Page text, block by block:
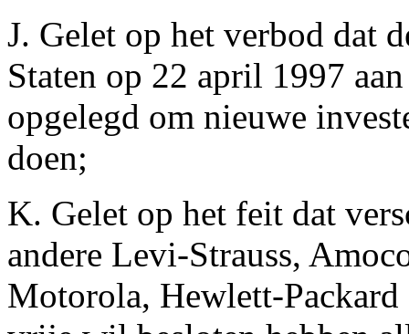
J. Gelet op het verbod dat
Staten op 22 april 1997
opgelegd om nieuwe
doen;
K. Gelet op het feit dat
andere Levi-Strauss,
Motorola, Hewlett-